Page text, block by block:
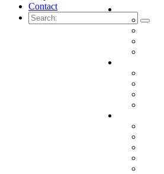
Contact